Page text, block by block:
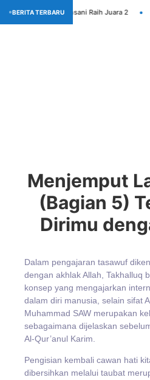
BERITA TERBARU
Bhakti Insani Raih Juara 2 •
Menjemput
(Bagian 5)
Dirimu
Dalam pengajaran tasawuf
dengan akhlak Allah, Takhalluq
konsep yang mengajarkan
dalam diri manusia, selain sifat
Muhammad SAW merupakan
sebagaimana dijelaskan
Al-Qur’anul Karim.
Pengisian kembali cawan hati
dibersihkan melalui taubat